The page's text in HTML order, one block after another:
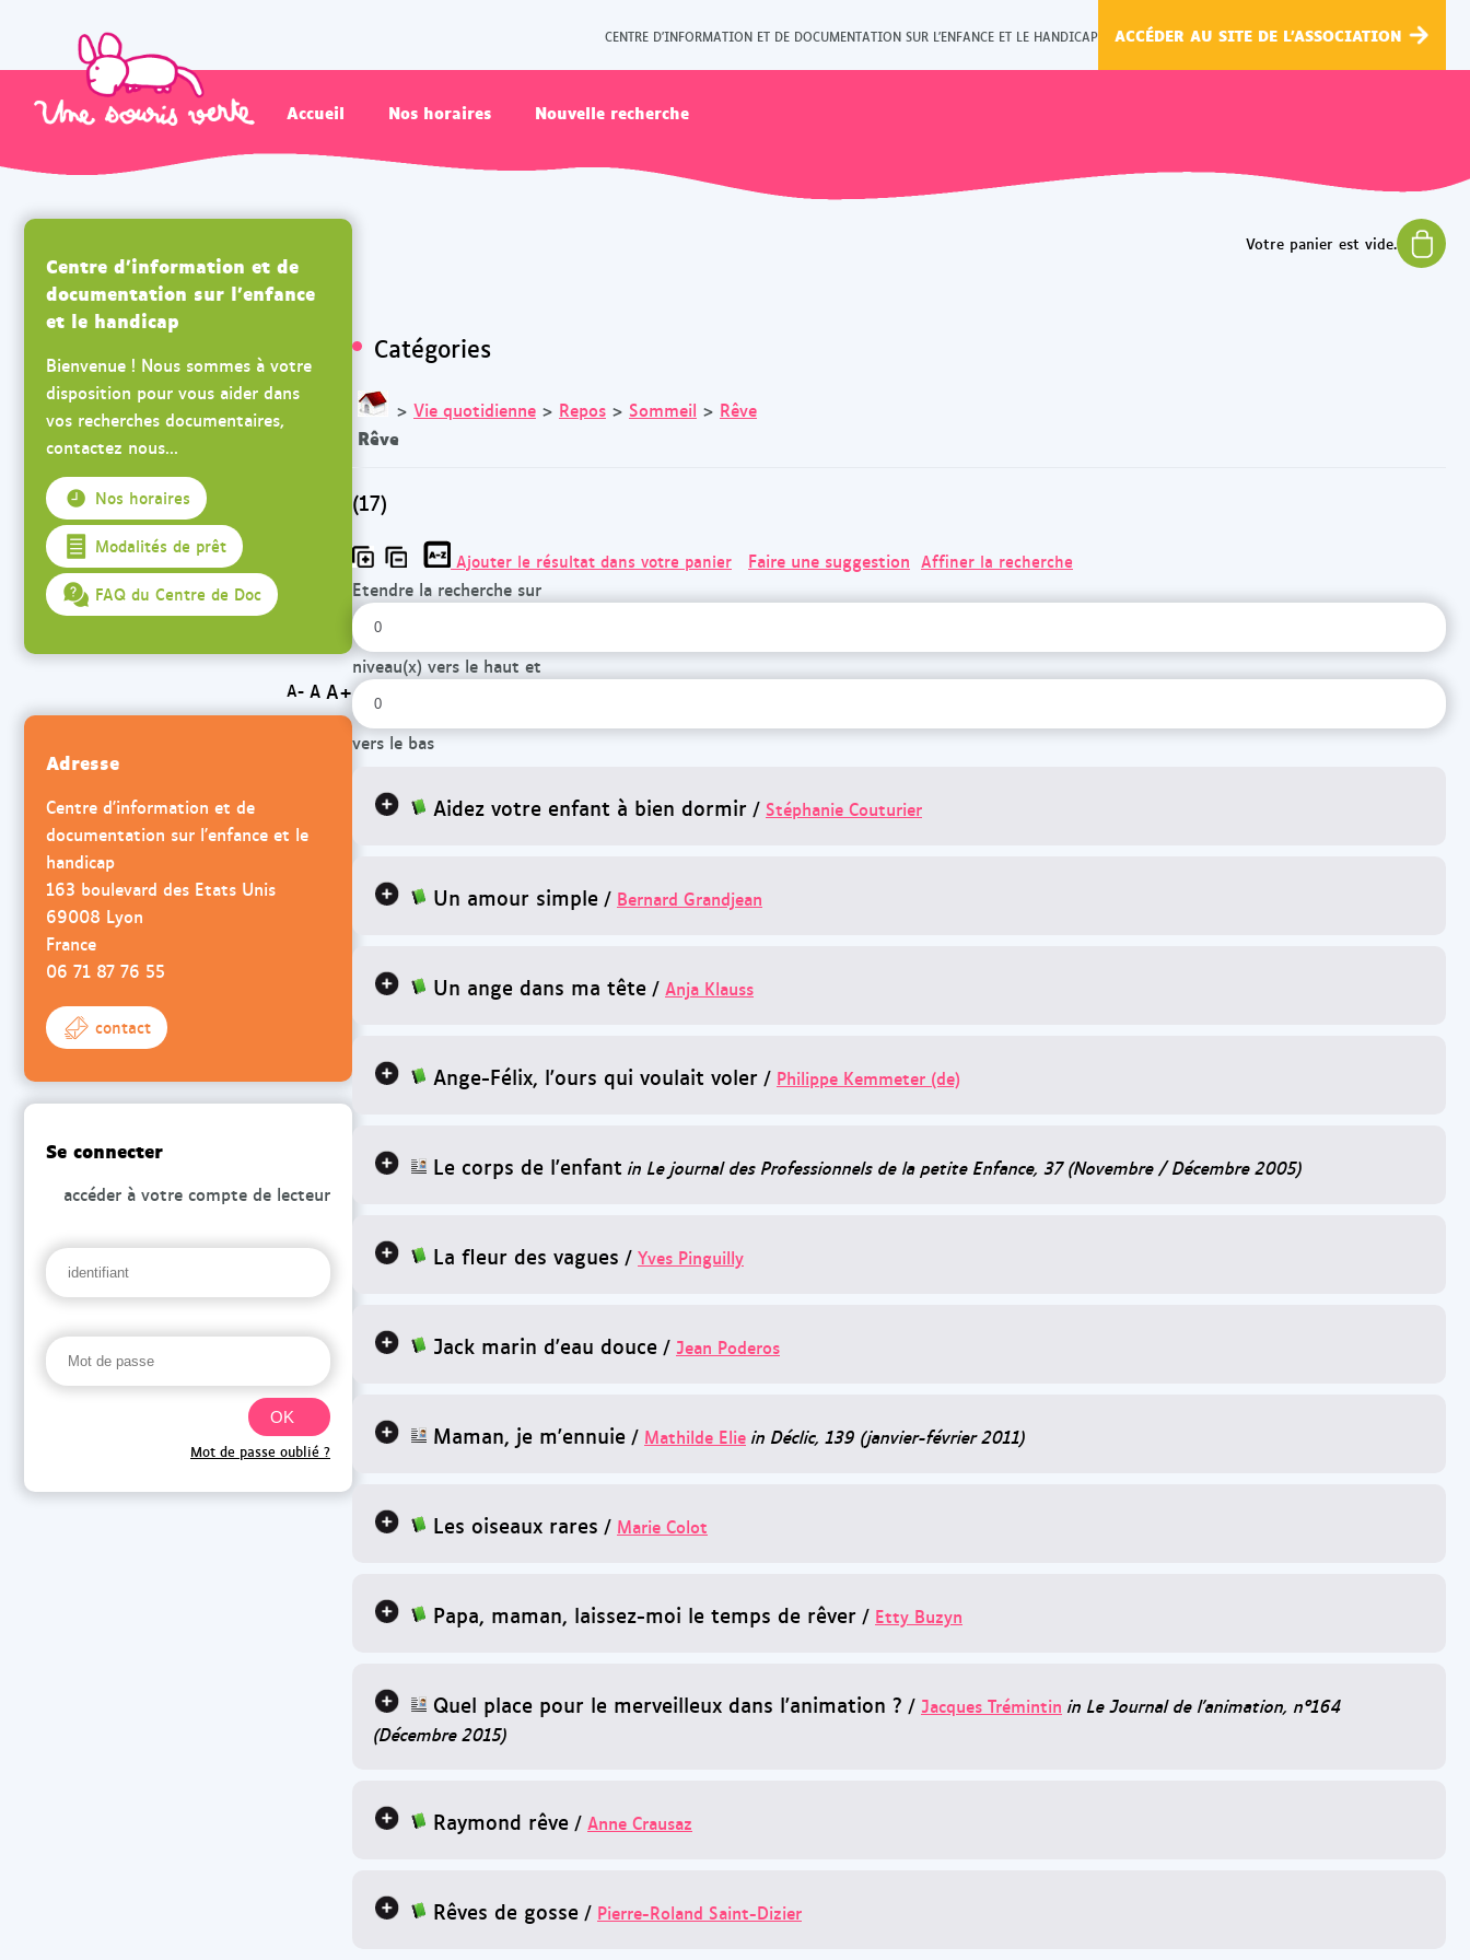
CENTRE D'INFORMATION ET DE DOCUMENTATION SUR L'ENFANCE ET LE HANDICAP ACCÉDER AU SITE DE L'ASSOCIATION
Accueil Nos horaires Nouvelle recherche
Catégories
> Vie quotidienne > Repos > Sommeil > Rêve
Rêve
(17)
Ajouter le résultat dans votre panier Faire une suggestion Affiner la recherche
Etendre la recherche sur
niveau(x) vers le haut et
vers le bas
Aidez votre enfant à bien dormir / Stéphanie Couturier
Un amour simple / Bernard Grandjean
Un ange dans ma tête / Anja Klauss
Ange-Félix, l'ours qui voulait voler / Philippe Kemmeter (de)
Le corps de l'enfant in Le journal des Professionnels de la petite Enfance, 37 (Novembre / Décembre 2005)
La fleur des vagues / Yves Pinguilly
Jack marin d'eau douce / Jean Poderos
Maman, je m'ennuie / Mathilde Elie in Déclic, 139 (janvier-février 2011)
Les oiseaux rares / Marie Colot
Papa, maman, laissez-moi le temps de rêver / Etty Buzyn
Quel place pour le merveilleux dans l'animation ? / Jacques Trémintin in Le Journal de l'animation, n°164
(Décembre 2015)
Raymond rêve / Anne Crausaz
Rêves de gosse / Pierre-Roland Saint-Dizier
Centre d'information et de
documentation sur l'enfance
et le handicap
Bienvenue ! Nous sommes à votre
disposition pour vous aider dans
vos recherches documentaires,
contactez nous...
Nos horaires
Modalités de prêt
FAQ du Centre de Doc
A- A A+
Adresse
Centre d'information et de
documentation sur l'enfance et le
handicap
163 boulevard des Etats Unis
69008 Lyon
France
06 71 87 76 55
contact
Se connecter
accéder à votre compte de lecteur
Mot de passe oublié ?